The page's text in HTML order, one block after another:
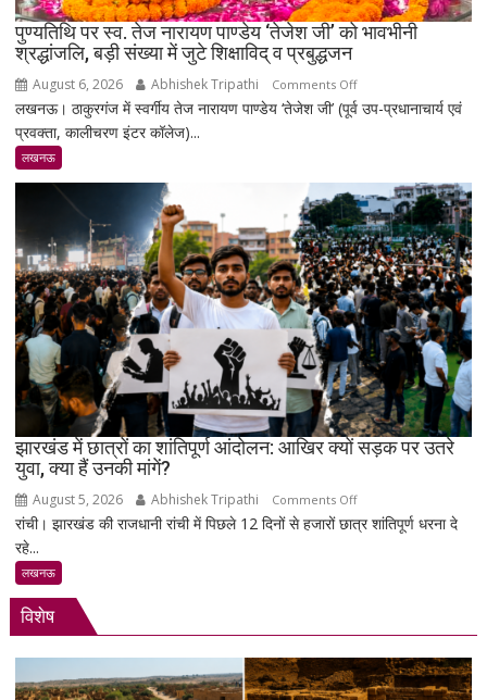
₹1.48
लाख
पहुंचा
पुण्यतिथि पर स्व. तेज नारायण पाण्डेय ‘तेजेश जी’ को भावभीनी
श्रद्धांजलि, बड़ी संख्या में जुटे शिक्षाविद् व प्रबुद्धजन
August 6, 2026 Abhishek Tripathi Comments Offon
पुण्यतिथि
नारायण
पाण्डेय
‘तेजेश
जी’
को
भावभीनी
श्रद्धांजलि,
बड़ी
संख्या
में
जुटे
प्रबुद्धजन
लखनऊ। ठाकुरगंज में स्वर्गीय तेज नारायण पाण्डेय ‘तेजेश जी’ (पूर्व उप-प्रधानाचार्य एवं
प्रवक्ता, कालीचरण इंटर कॉलेज)...
लखनऊ
झारखंड में छात्रों का शांतिपूर्ण आंदोलन: आखिर क्यों सड़क पर उतरे
युवा, क्या हैं उनकी मांगें?
August 5, 2026 Abhishek Tripathi Comments Offon
झारखंड
आखिर
क्यों
रांची। झारखंड की राजधानी रांची में पिछले 12 दिनों से हजारों छात्र शांतिपूर्ण धरना दे
रहे...
लखनऊ
विशेष